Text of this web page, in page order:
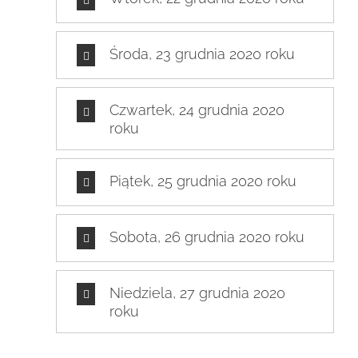
Środa, 23 grudnia 2020 roku
Czwartek, 24 grudnia 2020
roku
Piątek, 25 grudnia 2020 roku
Sobota, 26 grudnia 2020 roku
Niedziela, 27 grudnia 2020
roku